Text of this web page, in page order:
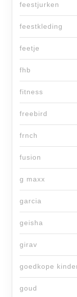
feestjurken
feestkleding
feetje
fhb
fitness
freebird
frnch
fusion
g maxx
garcia
geisha
girav
goedkope
goud